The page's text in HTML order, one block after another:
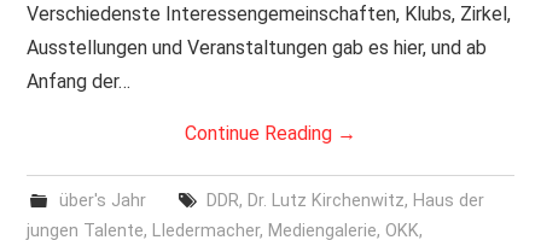
Verschiedenste Interessengemeinschaften, Klubs, Zirkel,
Ausstellungen und Veranstaltungen gab es hier, und ab
Anfang der…
Continue Reading →
über's Jahr DDR, Dr. Lutz Kirchenwitz, Haus der
jungen Talente, LIedermacher, Mediengalerie,OKK,